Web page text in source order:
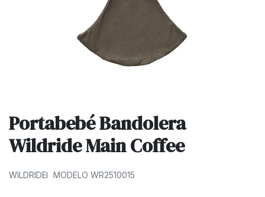
Portabebé Bandolera
Wildride Main Coffee
WILDRIDE MODELO WR2510015